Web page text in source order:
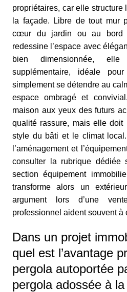
propriétaires, car elle structure
la façade. Libre de tout mur
cœur du jardin ou au bord
redessine l’espace avec
bien dimensionnée,
supplémentaire, idéale
simplement se détendre au
espace ombragé et
maison aux yeux des futurs
qualité rassure, mais elle doit
style du bâti et le climat
l’aménagement et
consulter la rubrique dédiée
sectionéquipement
transforme alors un
argument lors d’une
professionnel aident souvent à
Dans un projet
quel est l’avantage
pergola autoportée
pergola adossée à